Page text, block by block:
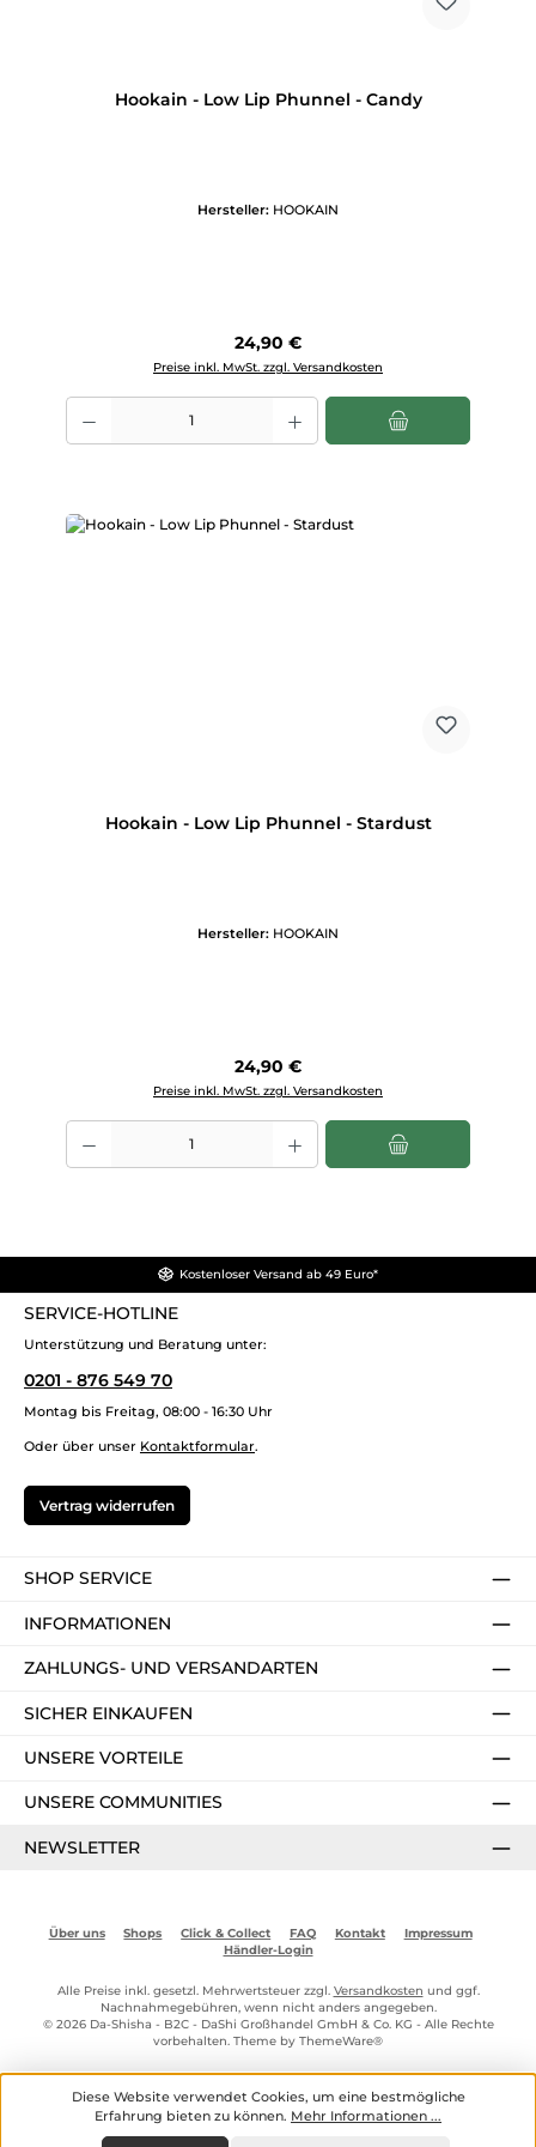
Hookain - Low Lip Phunnel - Candy
Hersteller: HOOKAIN
Regulärer Preis:
24,90 €
Preise inkl. MwSt. zzgl. Versandkosten
Produkt Anzahl: Gib den gewünschten Wert ein oder benutze die
Hookain - Low Lip Phunnel - Stardust
Hersteller: HOOKAIN
Regulärer Preis:
24,90 €
Preise inkl. MwSt. zzgl. Versandkosten
Produkt Anzahl: Gib den gewünschten Wert ein oder benutze die
Kostenloser Versand ab 49 Euro*
SERVICE-HOTLINE
Unterstützung und Beratung unter:
0201 - 876 549 70
Montag bis Freitag, 08:00 - 16:30 Uhr
Oder über unser Kontaktformular.
Vertrag widerrufen
SHOP SERVICE
INFORMATIONEN
ZAHLUNGS- UND VERSANDARTEN
SICHER EINKAUFEN
UNSERE VORTEILE
UNSERE COMMUNITIES
NEWSLETTER
Über uns Shops Click & Collect FAQ Kontakt
Impressum
Händler-Login
Alle Preise inkl. gesetzl. Mehrwertsteuer zzgl. Versandkosten und ggf.
Nachnahmegebühren, wenn nicht anders angegeben.
© 2026 Da-Shisha - B2C - DaShi Großhandel GmbH & Co. KG - Alle Rechte
vorbehalten. Theme by ThemeWare®
Diese Website verwendet Cookies, um eine bestmögliche
Erfahrung bieten zu können. Mehr Informationen ...